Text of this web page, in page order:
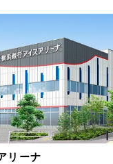
リーナ